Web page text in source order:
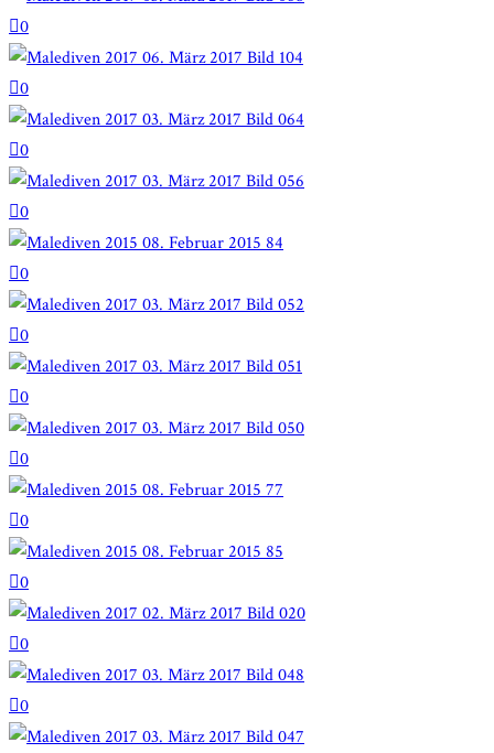
0
0
0
0
0
0
0
0
0
0
0
0